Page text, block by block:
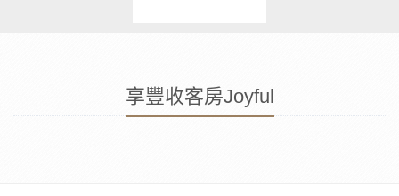
享豐收客房Joyful